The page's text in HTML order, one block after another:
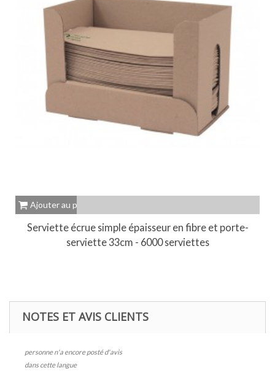
Ajouter au panier
Serviette écrue simple épaisseur en fibre et porte-
serviette 33cm - 6000 serviettes
NOTES ET AVIS CLIENTS
personne n'a encore posté d'avis
dans cette langue